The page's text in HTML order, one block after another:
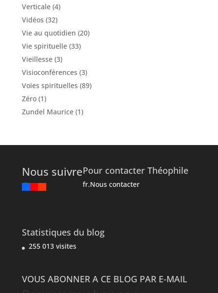
Verticale(4)
Vidéos (32)
Vie au quotidien (20)
Vie spirituelle(33)
Vieillesse(3)
Visioconférences (3)
Voies spirituelles (89)
Zéro(1)
Zundel Maurice(1)
Nous suivrePour contacter Théophile
fr.Nous contacter
Statistiques du blog
255 013 visites
VOUS ABONNER A CE BLOG PAR E-MAIL